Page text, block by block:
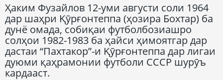
Ҳаким Фузайлов 12-уми августи соли 1964
дар шаҳри Қӯрғонтеппа (ҳозира Бохтар) ба
дунё омада, собиқаи футболбозиашро
солҳои 1982-1983 ба ҳайси ҳимоятгар дар
дастаи “Пахтакор”-и Қӯрғонтеппа дар лигаи
дуюми қаҳрамонии футболи СССР шурӯъ
кардааст.